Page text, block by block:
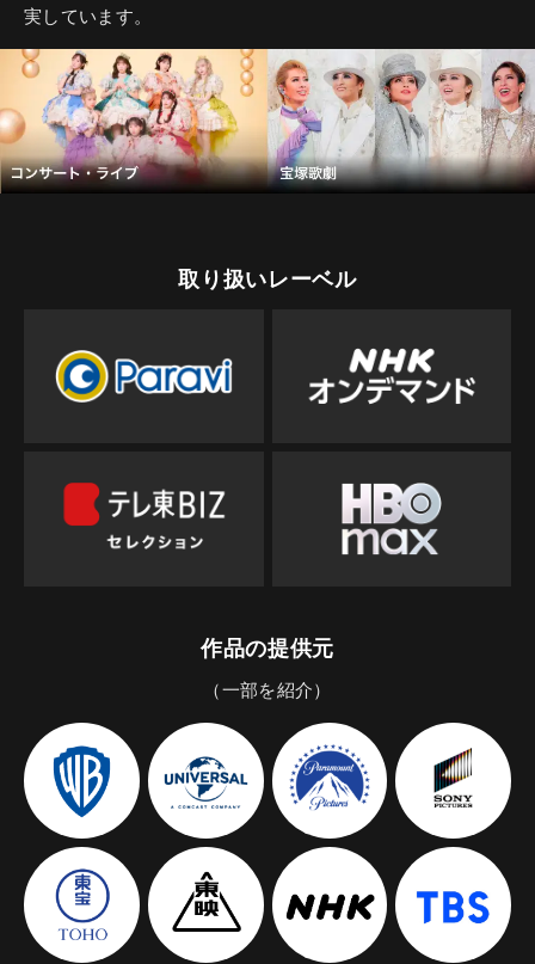
実しています。
取り扱いレーベル
作品の提供元
（一部を紹介）